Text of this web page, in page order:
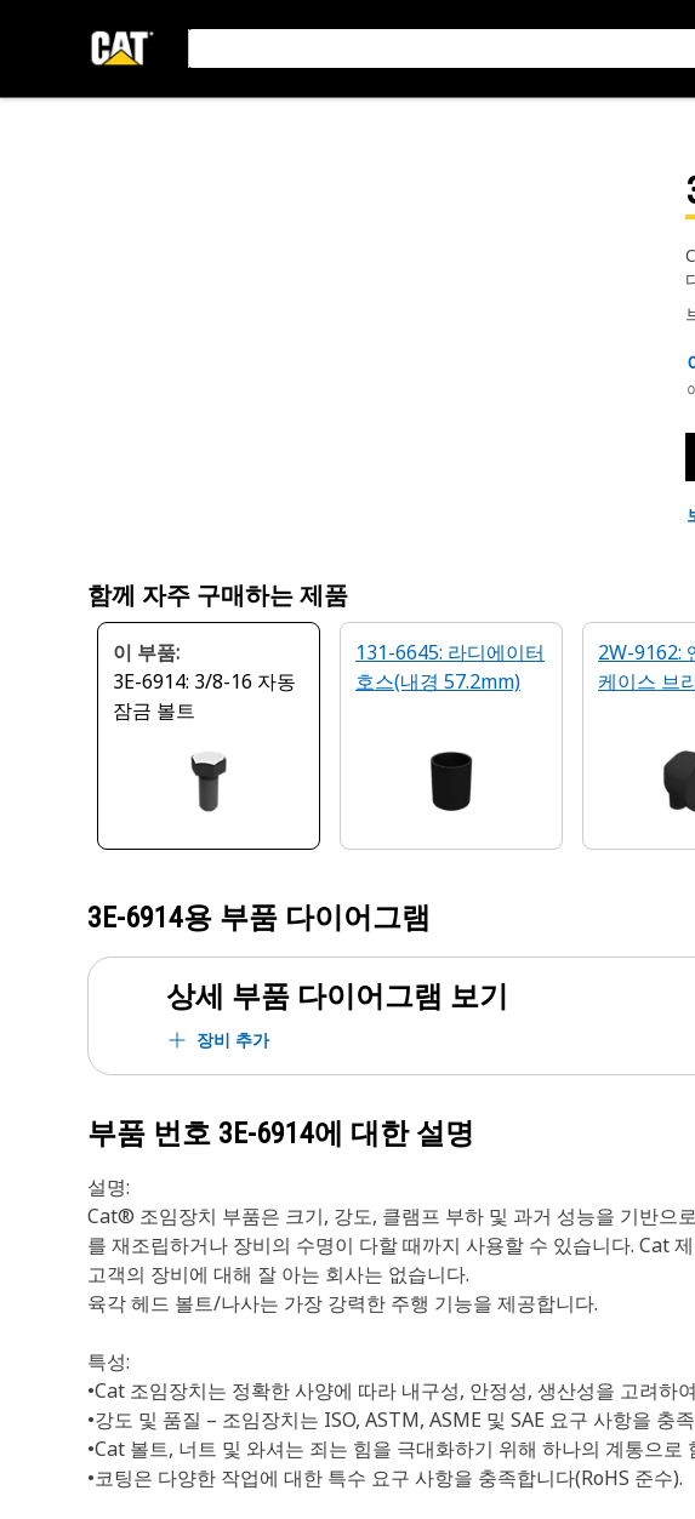
함께 자주 구매하는 제품
이 부품:
3E-6914: 3/8-16 자동
잠금 볼트
131-6645: 라디에이터
호스(내경 57.2mm)
2W-9162:
케이스 브
3E-6914용 부품 다이어그램
상세 부품 다이어그램 보기
장비 추가
부품 번호 3E-6914에 대한 설명
설명:
Cat® 조임장치 부품은 크기, 강도, 클램프 부하 및 과거 성능을 기반으
를 재조립하거나 장비의 수명이 다할 때까지 사용할 수 있습니다. Cat
고객의 장비에 대해 잘 아는 회사는 없습니다.
육각 헤드 볼트/나사는 가장 강력한 주행 기능을 제공합니다.
특성:
•Cat 조임장치는 정확한 사양에 따라 내구성, 안정성, 생산성을 고려하
•강도 및 품질 – 조임장치는 ISO, ASTM, ASME 및 SAE 요구 사항을 충
•Cat 볼트, 너트 및 와셔는 죄는 힘을 극대화하기 위해 하나의 계통으로
•코팅은 다양한 작업에 대한 특수 요구 사항을 충족합니다(RoHS 준수).